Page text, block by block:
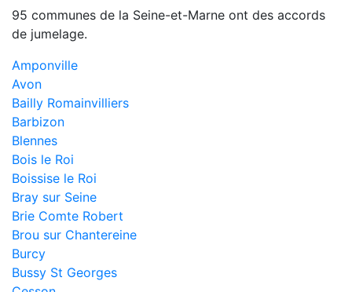
95 communes de la Seine-et-Marne ont des accords
de jumelage.
Amponville
Avon
Bailly Romainvilliers
Barbizon
Blennes
Bois le Roi
Boissise le Roi
Bray sur Seine
Brie Comte Robert
Brou sur Chantereine
Burcy
Bussy St Georges